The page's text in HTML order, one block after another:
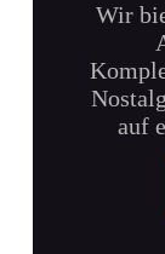
Wir
auf